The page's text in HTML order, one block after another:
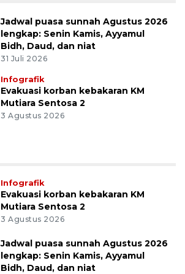
Jadwal puasa sunnah Agustus 2026
lengkap: Senin Kamis, Ayyamul
Bidh, Daud, dan niat
31 Juli 2026
Infografik
Evakuasi korban kebakaran KM
Mutiara Sentosa 2
3 Agustus 2026
Infografik
Evakuasi korban kebakaran KM
Mutiara Sentosa 2
3 Agustus 2026
Jadwal puasa sunnah Agustus 2026
lengkap: Senin Kamis, Ayyamul
Bidh, Daud, dan niat